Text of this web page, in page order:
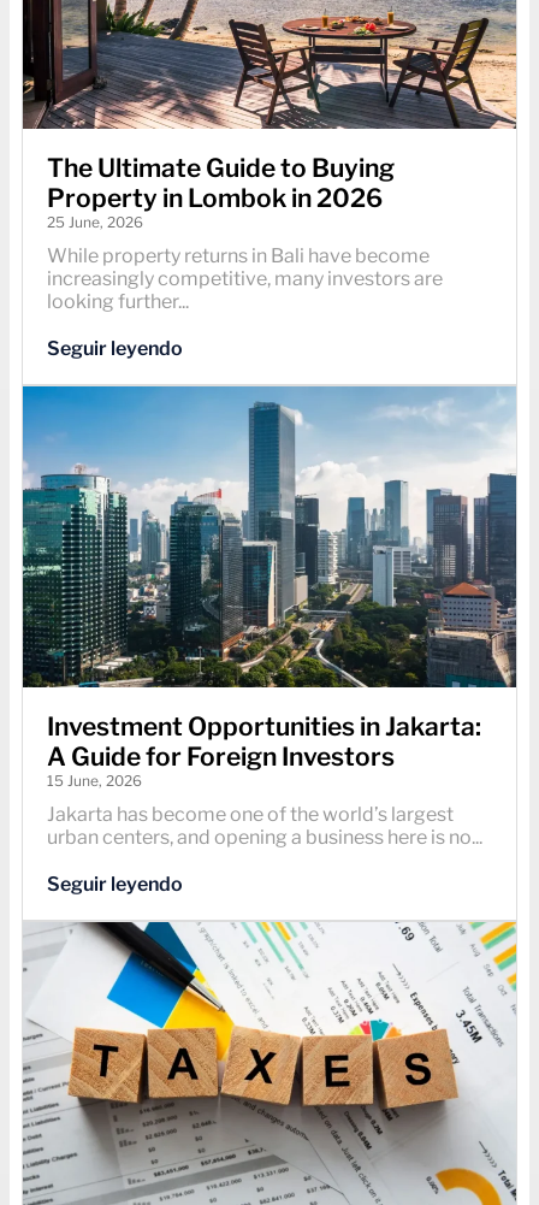
The Ultimate Guide to Buying
Property in Lombok in 2026
25 June, 2026
While property returns in Bali have become
increasingly competitive, many investors are
looking further...
Seguir leyendo
Investment Opportunities in Jakarta:
A Guide for Foreign Investors
15 June, 2026
Jakarta has become one of the world’s largest
urban centers, and opening a business here is no...
Seguir leyendo